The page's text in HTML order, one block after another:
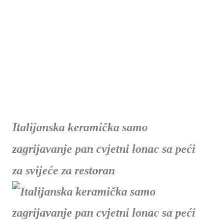
Italijanska keramička samo
zagrijavanje pan cvjetni lonac sa peći
za svijeće za restoran